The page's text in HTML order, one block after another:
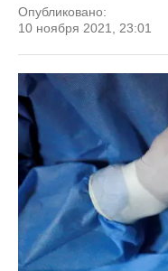
Опубликовано:
10 ноября 2021, 23:01